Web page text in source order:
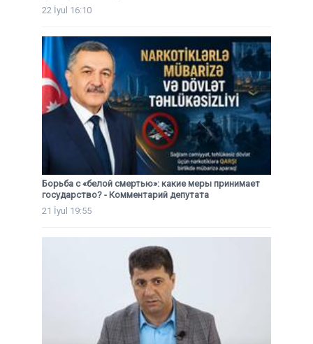
22 İyul 16:10
Борьба с «белой смертью»: какие меры принимает
государство? - Комментарий депутата
21 İyul 19:55